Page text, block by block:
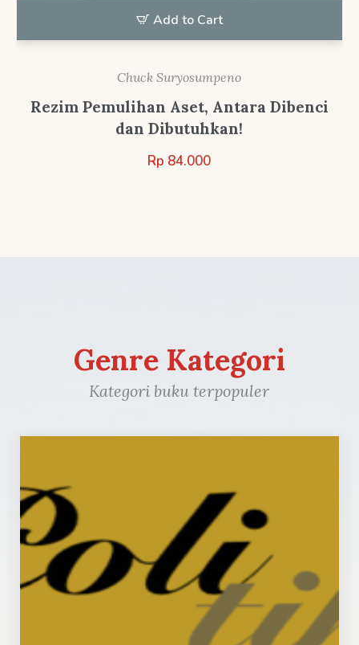
Add to Cart
Chuck Suryosumpeno
Rezim Pemulihan Aset, Antara Dibenci
dan Dibutuhkan!
Rp 84.000
Genre Kategori
Kategori buku terpopuler